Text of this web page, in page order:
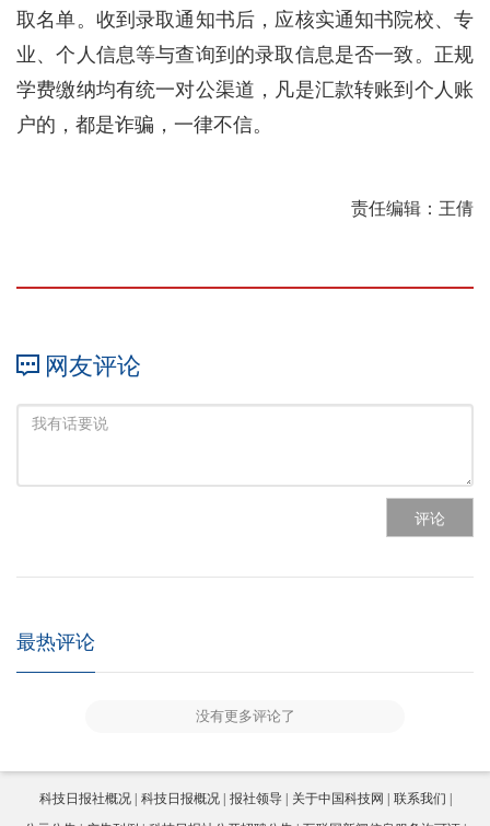
取名单。收到录取通知书后，应核实通知书院校、专
业、个人信息等与查询到的录取信息是否一致。正规
学费缴纳均有统一对公渠道，凡是汇款转账到个人账
户的，都是诈骗，一律不信。
责任编辑：王倩
网友评论
评论
最热评论
没有更多评论了
科技日报社概况 科技日报概况 报社领导 关于中国科技网
联系我们